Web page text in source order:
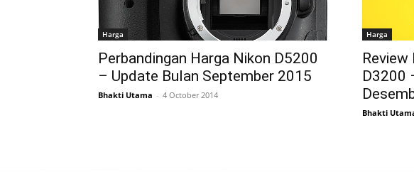
Harga
Perbandingan Harga Nikon D5200
– Update Bulan September 2015
Bhakti Utama - 4 October 2014
Harga
Review
D3200
Bhakti